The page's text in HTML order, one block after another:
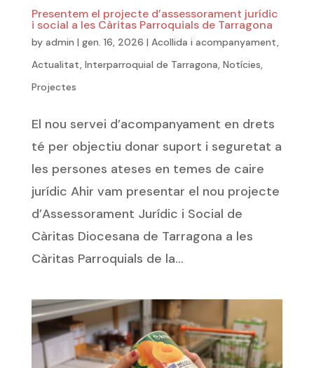
Presentem el projecte d’assessorament jurídic
i social a les Càritas Parroquials de Tarragona
by admin | gen. 16, 2026 | Acollida i acompanyament,
Actualitat, Interparroquial de Tarragona, Notícies,
Projectes
El nou servei d’acompanyament en drets
té per objectiu donar suport i seguretat a
les persones ateses en temes de caire
jurídic Ahir vam presentar el nou projecte
d’Assessorament Jurídic i Social de
Càritas Diocesana de Tarragona a les
Càritas Parroquials de la...